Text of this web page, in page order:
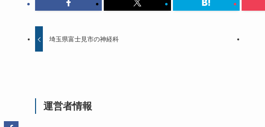
埼玉県富士見市の神経科
運営者情報